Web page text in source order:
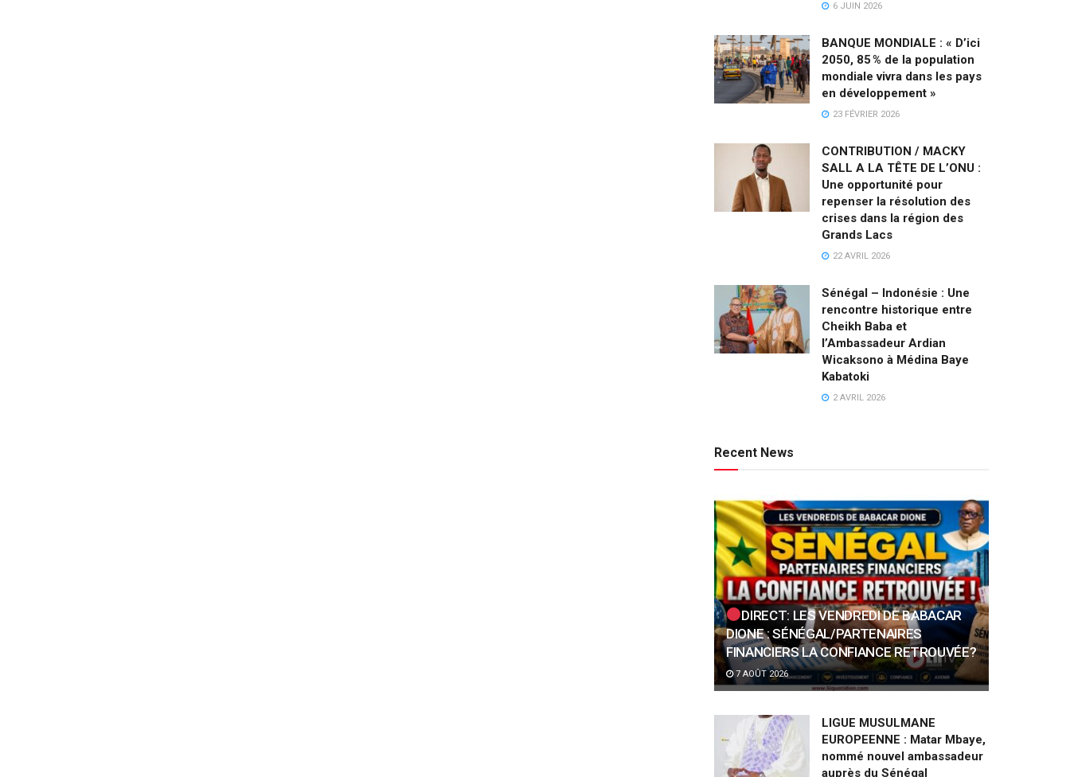
6 JUIN 2026
BANQUE MONDIALE : « D’ici
2050, 85 % de la population
mondiale vivra dans les pays
en développement »
23 FÉVRIER 2026
CONTRIBUTION / MACKY
SALL A LA TÊTE DE L’ONU :
Une opportunité pour
repenser la résolution des
crises dans la région des
Grands Lacs
22 AVRIL 2026
Sénégal – Indonésie : Une
rencontre historique entre
Cheikh Baba et
l’Ambassadeur Ardian
Wicaksono à Médina Baye
Kabatoki
2 AVRIL 2026
Recent News
DIRECT: LES VENDREDI DE BABACAR
DIONE : SÉNÉGAL/PARTENAIRES
FINANCIERS LA CONFIANCE RETROUVÉE?
7 AOÛT 2026
LIGUE MUSULMANE
EUROPEENNE : Matar Mbaye,
nommé nouvel ambassadeur
auprès du Sénégal